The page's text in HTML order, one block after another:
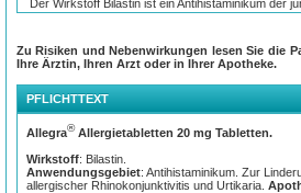
Der Wirkstoff Bilastin ist ein Antihistaminikum der
2023 rezeptfrei zur Verfügung steht – wirksam bei
Zu Risiken und Nebenwirkungen lesen Sie die
Ihre Ärztin, Ihren Arzt oder in Ihrer Apotheke.
PFLICHTTEXT
Allegra®Allergietabletten 20 mg Tabletten.
Wirkstoff: Bilastin.
Anwendungsgebiet: Antihistaminikum. Zur
allergischer Rhinokonjunktivitis und Urtikaria.